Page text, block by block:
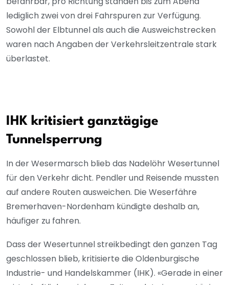
lediglich zwei von drei Fahrspuren zur Verfügung.
Sowohl der Elbtunnel als auch die Ausweichstrecken
waren nach Angaben der Verkehrsleitzentrale stark
überlastet.
IHK kritisiert ganztägige
Tunnelsperrung
In der Wesermarsch blieb das Nadelöhr Wesertunnel
für den Verkehr dicht. Pendler und Reisende mussten
auf andere Routen ausweichen. Die Weserfähre
Bremerhaven-Nordenham kündigte deshalb an,
häufiger zu fahren.
Dass der Wesertunnel streikbedingt den ganzen Tag
geschlossen blieb, kritisierte die Oldenburgische
Industrie- und Handelskammer (IHK). «Gerade in einer